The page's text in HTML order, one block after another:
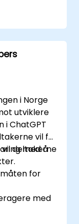
fremtiden
i Norge
utviklere
i ChatGPT
vil få
med å
deltakerne
for
med